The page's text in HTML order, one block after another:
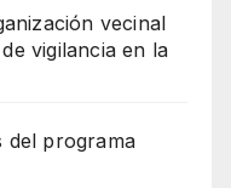
vecinal
vigilancia en la
del programa